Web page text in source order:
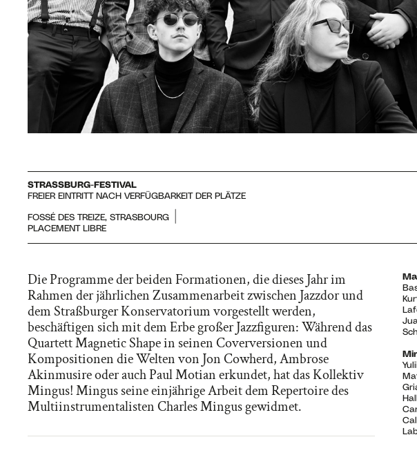
STRASSBURG-FESTIVAL
FREIER EINTRITT NACH VERFÜGBARKEIT DER PLÄTZE
FOSSÉ DES TREIZE, STRASBOURG
PLACEMENT LIBRE
Die Programme der beiden Formationen, die dieses Jahr im
Rahmen der jährlichen Zusammenarbeit zwischen Jazzdor und
dem Straßburger Konservatorium vorgestellt werden,
beschäftigen sich mit dem Erbe großer Jazzfiguren: Während das
Quartett Magnetic Shape in seinen Coverversionen und
Kompositionen die Welten von Jon Cowherd, Ambrose
Akinmusire oder auch Paul Motian erkundet, hat das Kollektiv
Mingus! Mingus seine einjährige Arbeit dem Repertoire des
Multiinstrumentalisten Charles Mingus gewidmet.